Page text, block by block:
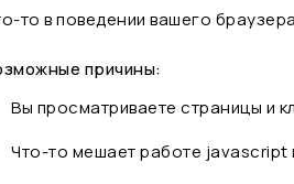
то в поведении вашего
причины:
Вы просматриваете страницы и
Что-то мешает работе javascript